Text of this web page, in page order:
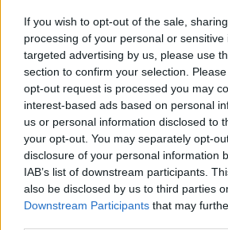
If you wish to opt-out of the sale,
processing of your personal or
targeted advertising by us, please use
section to confirm your selection.
opt-out request is processed you may
interest-based ads based on personal
us or personal information disclosed to
your opt-out. You may separately opt-
disclosure of your personal information
IAB’s list of downstream participants.
also be disclosed by us to third parties
Downstream Participants that may
formalizzare il passaggio a
Kolo Muani alla Juventus.
L'operazione non sarebbe a
c'è da risolvere uno degli
maniera definitiva. Come?
cedendo in maniera definitiva
Xavi Simmons, Bernat, Soler,
e Ndour.